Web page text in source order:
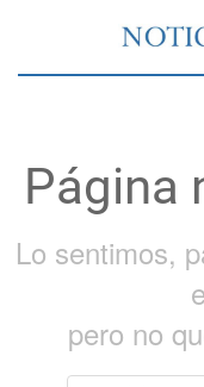
Página
Lo sentimos,
pero no